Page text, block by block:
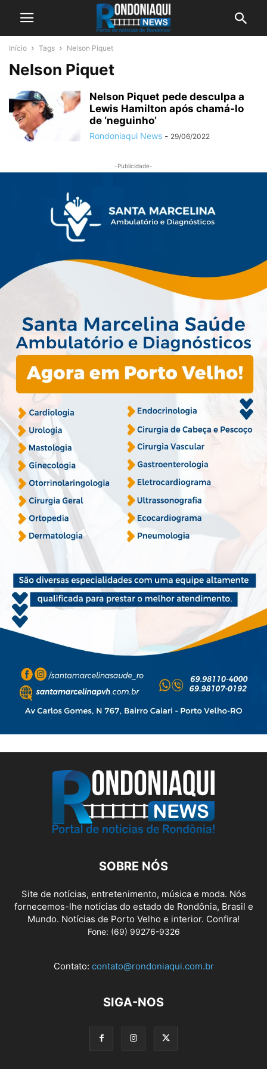
Início Tags Nelson Piquet
Nelson Piquet
Nelson Piquet pede desculpa a
Lewis Hamilton após chamá-lo
de ‘neguinho’
Rondoniaqui News - 29/06/2022
-Publicidade-
SOBRE NÓS
Site de notícias, entretenimento, música e moda. Nós
fornecemos-lhe notícias do estado de Rondônia, Brasil e
Mundo. Notícias de Porto Velho e interior. Confira!
Fone: (69) 99276-9326
Contato: contato@rondoniaqui.com.br
SIGA-NOS